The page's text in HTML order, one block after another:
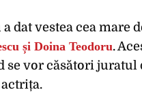
dat vestea cea mare
și Doina Teodoru.
se vor căsători juratul